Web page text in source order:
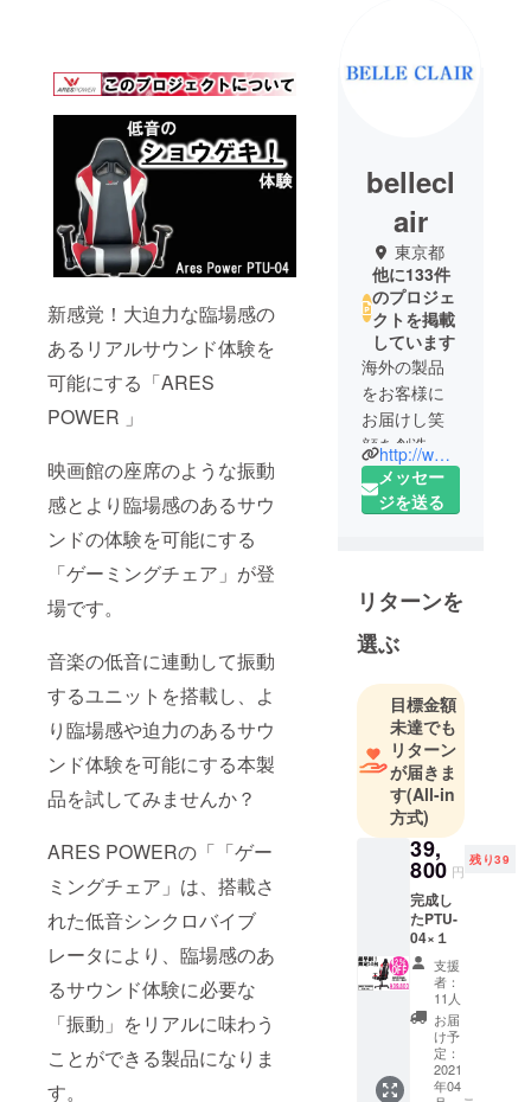
新感覚！大迫力な臨場感の
あるリアルサウンド体験を
可能にする「ARES
POWER 」
映画館の座席のような振動
感とより臨場感のあるサウ
ンドの体験を可能にする
「ゲーミングチェア」が登
場です。
音楽の低音に連動して振動
するユニットを搭載し、よ
り臨場感や迫力のあるサウ
ンド体験を可能にする本製
品を試してみませんか？
ARES POWERの「「ゲー
ミングチェア」は、搭載さ
れた低音シンクロバイブ
レータにより、臨場感のあ
るサウンド体験に必要な
「振動」をリアルに味わう
ことができる製品になりま
す。
bellecl
air
東京都
他に133件
のプロジェ
クトを掲載
しています
海外の製品
をお客様に
お届けし笑
顔を創造す
るのが私た
ちの会社の
い、お客様
にご満足頂
ける商品を
世界中から
探してまい
ります。
特商法表記
事業者の名
称:株式会社
ベルクレー
通信販売に
関する業務
の責任者：
お問い合わ
せ先：キャ
http://www.belleclair.co.jp/
メッセー
ジを送る
リターンを
選ぶ
目標金額
未達でも
リターン
が届きま
す(All-in
方式)
39,
800 円
残り39
完成し
たPTU-
04×１
支援
者：
11人
お届
け予
定：
2021
年04